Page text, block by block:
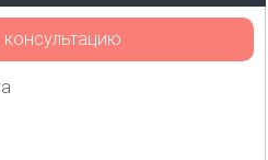
консультацию